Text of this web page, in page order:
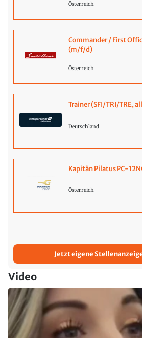
Österreich
Commander / First
(m/f/d)
Österreich
Trainer (SFI/TRI/TRE,
Deutschland
Kapitän Pilatus PC-
Österreich
Jetzt eigene
Video